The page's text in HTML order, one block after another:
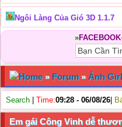
Ngôi Làng Của Gió 3D 1.1.7
»FACEBOOK
Home» Forum»Ảnh
Search Time:09:28 - 06/08/26
Em gái Công Vinh dễ